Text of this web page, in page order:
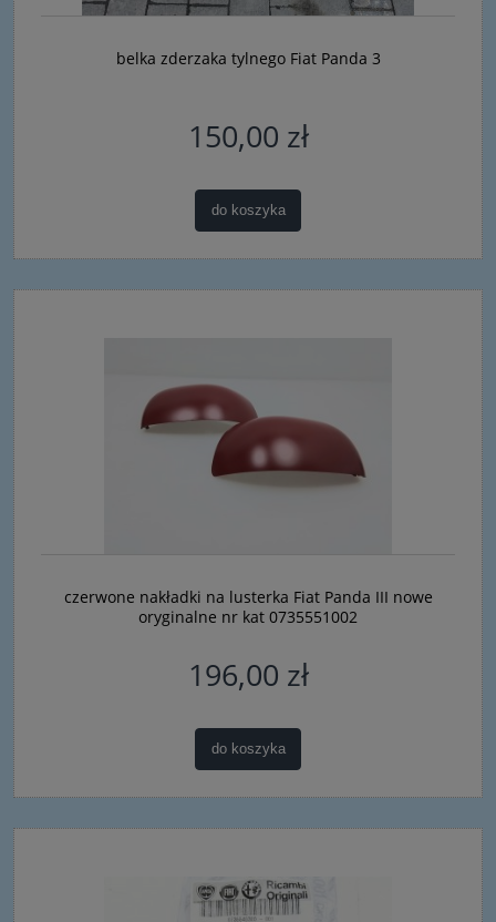
belka zderzaka tylnego Fiat Panda 3
150,00 zł
do koszyka
czerwone nakładki na lusterka Fiat Panda III nowe
oryginalne nr kat 0735551002
196,00 zł
do koszyka